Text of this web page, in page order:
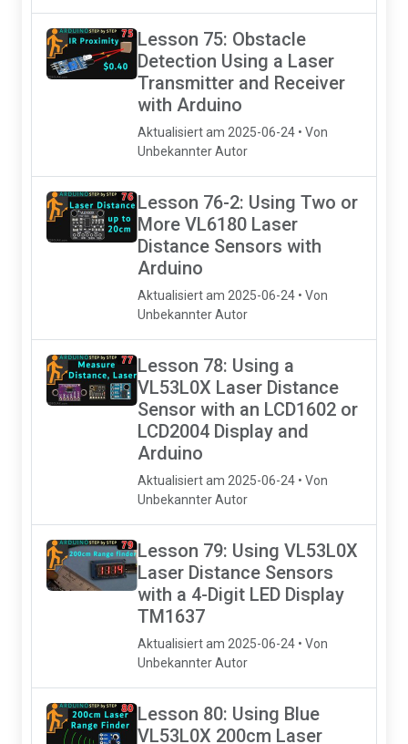
Lesson 75: Obstacle
Detection Using a Laser
Transmitter and Receiver
with Arduino
Aktualisiert am 2025-06-24 • Von
Unbekannter Autor
Lesson 76-2: Using Two or
More VL6180 Laser
Distance Sensors with
Arduino
Aktualisiert am 2025-06-24 • Von
Unbekannter Autor
Lesson 78: Using a
VL53L0X Laser Distance
Sensor with an LCD1602 or
LCD2004 Display and
Arduino
Aktualisiert am 2025-06-24 • Von
Unbekannter Autor
Lesson 79: Using VL53L0X
Laser Distance Sensors
with a 4-Digit LED Display
TM1637
Aktualisiert am 2025-06-24 • Von
Unbekannter Autor
Lesson 80: Using Blue
VL53L0X 200cm Laser